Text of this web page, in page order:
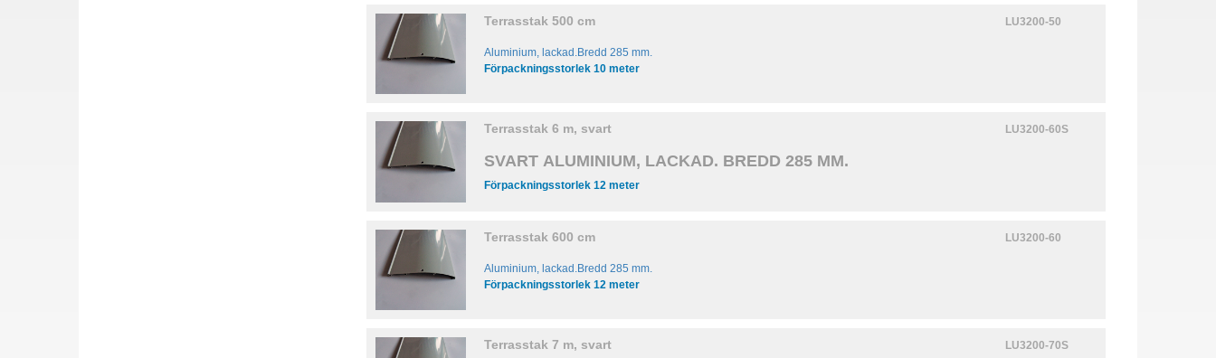
Terrasstak 500 cm
Aluminium, lackad.Bredd 285 mm.
Förpackningsstorlek 10 meter
LU3200-50
Terrasstak 6 m, svart
SVART ALUMINIUM, LACKAD. BREDD 285 MM.
Förpackningsstorlek 12 meter
LU3200-60S
Terrasstak 600 cm
Aluminium, lackad.Bredd 285 mm.
Förpackningsstorlek 12 meter
LU3200-60
Terrasstak 7 m, svart LU3200-70S